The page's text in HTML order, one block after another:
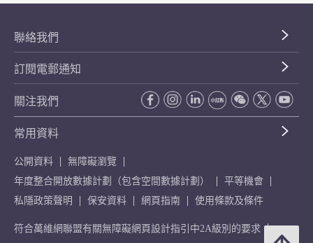
聯絡我們
訂閱電郵通知
關注我們
常用資料
公開資料
無障礙瀏覽
年度整合開放數據計劃（包含空間數據計劃）
平等機會
私隱政策聲明
保安資料 網頁指南 使用條款及條件
符合萬維網聯盟有關無障礙網頁設計指引中2A級別的要求